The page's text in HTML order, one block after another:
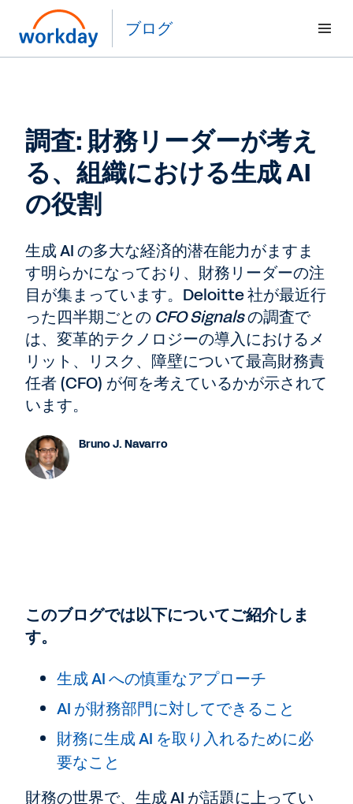
ブログ
調査: 財務リーダーが考え
る、組織における生成 AI
の役割
生成 AI の多大な経済的潜在能力がますま
す明らかになっており、財務リーダーの注
目が集まっています。Deloitte 社が最近行
った四半期ごとの CFO Signalsの調査で
は、変革的テクノロジーの導入におけるメ
リット、リスク、障壁について最高財務責
任者 (CFO) が何を考えているかが示されて
います。
Bruno J. Navarro
このブログでは以下についてご紹介しま
す。
生成 AI への慎重なアプローチ
AI が財務部門に対してできること
財務に生成 AI を取り入れるために必
要なこと
財務の世界で、生成 AI が話題に上ってい